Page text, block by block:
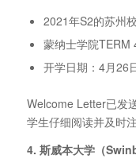
2021年S2的苏州
蒙纳士学院TERM
开学日期：4月26
Welcome Letter已发
学生仔细阅读并及时注
4. 斯威本大学（